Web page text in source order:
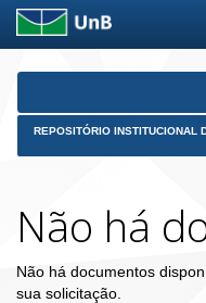
Skip
REPOSITÓRIO INSTITUCIONAL
Não há
Não há documentos
sua solicitação.